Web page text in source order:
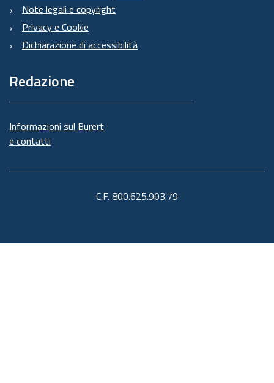
Note legali e copyright
Privacy e Cookie
Dichiarazione di accessibilità
Redazione
Informazioni sul Burert
e contatti
C.F. 800.625.903.79